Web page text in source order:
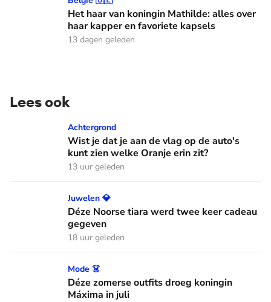
Het haar van koningin Mathilde: alles over
haar kapper en favoriete kapsels
13 dagen geleden
Lees ook
Wist je dat je aan de vlag op de auto's kunt zien welke
Achtergrond
Wist je dat je aan de vlag op de auto's
kunt zien welke Oranje erin zit?
13 uur geleden
Déze Noorse tiara werd twee keer cadeau gegeven
Juwelen 💎
Déze Noorse tiara werd twee keer cadeau
gegeven
18 uur geleden
Déze zomerse outfits droeg koningin Máxima in juli
Mode 👗
Déze zomerse outfits droeg koningin
Máxima in juli